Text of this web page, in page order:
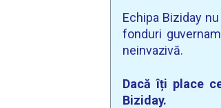
Echipa Biziday
fonduri
neinvazivă.
Dacă îți place
Biziday.